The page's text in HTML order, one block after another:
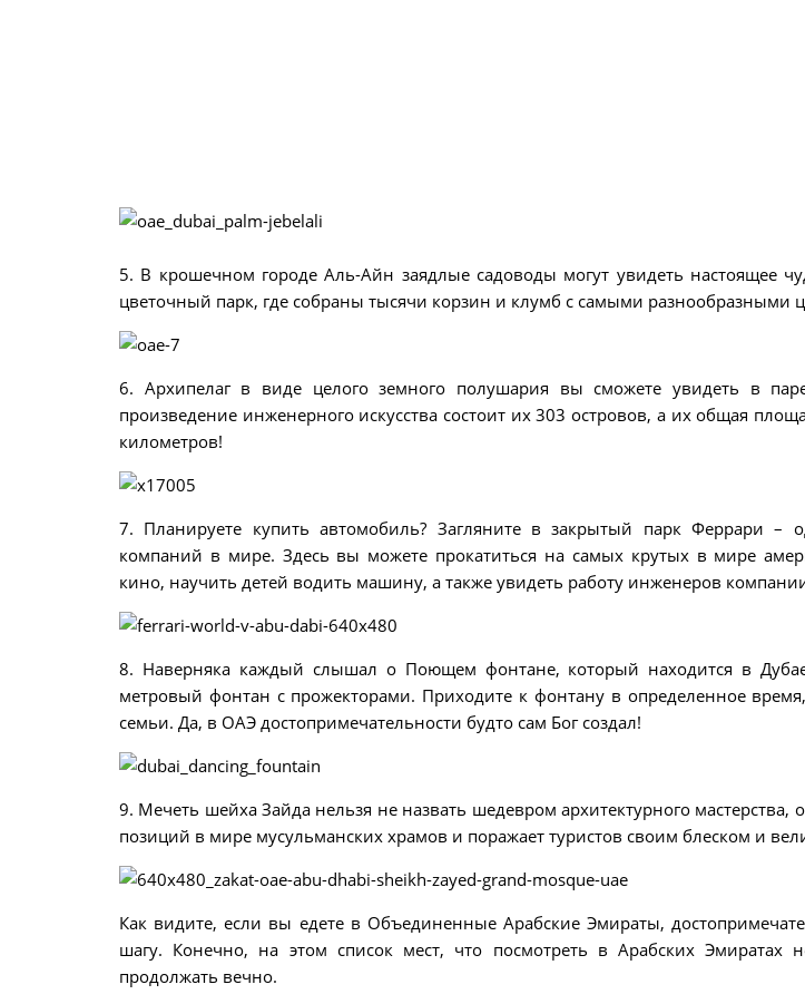
5. В крошечном городе Аль-Айн заядлые садоводы могут увидеть настоящее
цветочный парк, где собраны тысячи корзин и клумб с самыми разнообразными
6. Архипелаг в виде целого земного полушария вы сможете увидеть в
произведение инженерного искусства состоит их 303 островов, а их общая
километров!
7. Планируете купить автомобиль? Загляните в закрытый парк Феррари –
компаний в мире. Здесь вы можете прокатиться на самых крутых в мире
кино, научить детей водить машину, а также увидеть работу инженеров
8. Наверняка каждый слышал о Поющем фонтане, который находится в
метровый фонтан с прожекторами. Приходите к фонтану в определенное
семьи. Да, в ОАЭ достопримечательности будто сам Бог создал!
9. Мечеть шейха Зайда нельзя не назвать шедевром архитектурного мастерства,
позиций в мире мусульманских храмов и поражает туристов своим блеском и
Как видите, если вы едете в Объединенные Арабские Эмираты,
шагу. Конечно, на этом список мест, что посмотреть в Арабских Эмиратах
продолжать вечно.